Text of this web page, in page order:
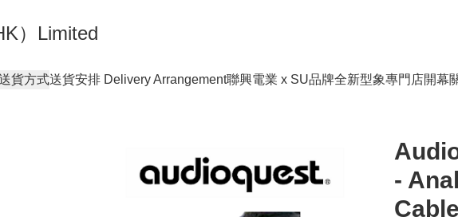
）Limited
貨方式送貨安排 Delivery Arrangement聯興電業 x SU品牌全新型象專門店開幕
-